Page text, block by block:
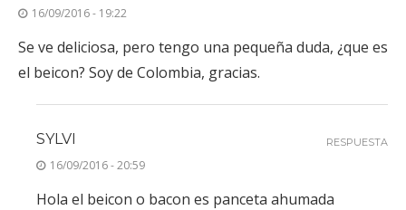
16/09/2016 - 19:22
Se ve deliciosa, pero tengo una pequeña duda, ¿que es
el beicon? Soy de Colombia, gracias.
SYLVI
16/09/2016 - 20:59
Hola el beicon o bacon es panceta ahumada
RESPUESTA